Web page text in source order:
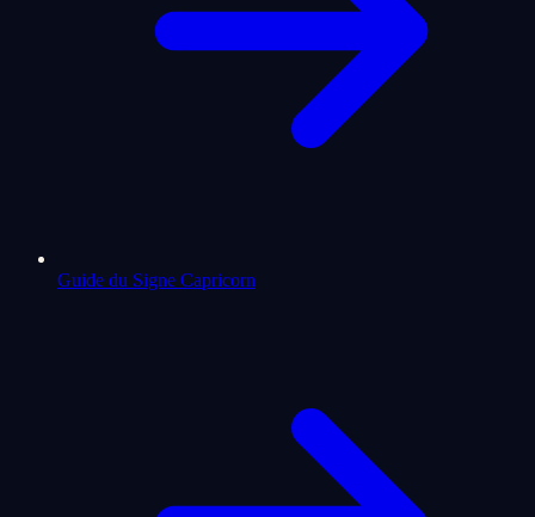
Guide du Signe Capricorn